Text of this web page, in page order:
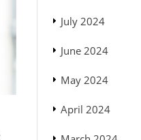
July 2024
June 2024
May 2024
April 2024